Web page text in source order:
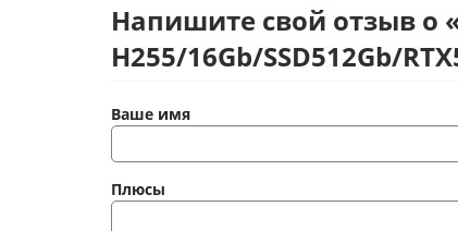
Напишите свой отзыв о
H255/16Gb/SSD512Gb/
Ваше имя
Плюсы